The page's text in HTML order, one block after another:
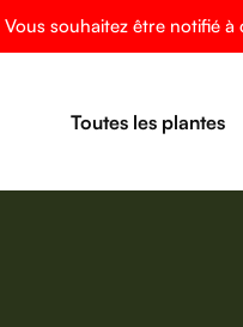
Vous souhaitez être notifié
Toutes les plantes